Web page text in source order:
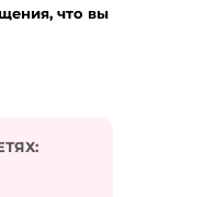
по e-mail
что вы